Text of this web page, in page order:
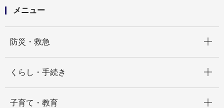
メニュー
防災・救急
くらし・手続き
子育て・教育